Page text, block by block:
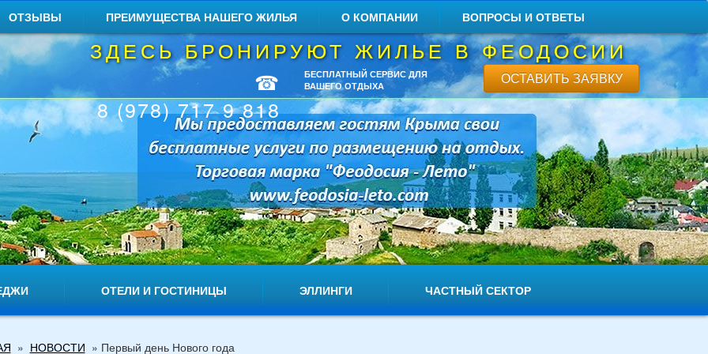
ОТЗЫВЫ ПРЕИМУЩЕСТВА НАШЕГО ЖИЛЬЯ О КОМПАНИИ ВОПРОСЫ И ОТВЕТЫ
ЗДЕСЬ БРОНИРУЮТ ЖИЛЬЕ В ФЕОДОСИИ
☎
8 (978) 717 9 818
БЕСПЛАТНЫЙ СЕРВИС ДЛЯ
ВАШЕГО ОТДЫХА
ОСТАВИТЬ ЗАЯВКУ
ОТЕЛИ И ГОСТИНИЦЫ ЭЛЛИНГИ ЧАСТНЫЙ СЕКТОР
» НОВОСТИ » Первый день Нового года